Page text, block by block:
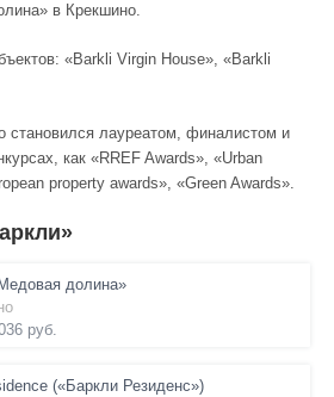
в Крекшино.
«Barkli Virgin House», «Barkli
становился лауреатом, финалистом и
как «RREF Awards», «Urban
property awards», «Green Awards».
долина»
руб.
(«Баркли Резиденс»)